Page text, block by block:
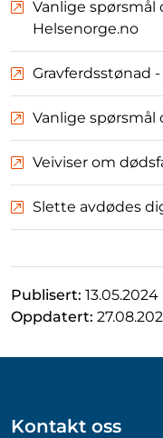
Vanlige
Helsenorge.no
Gravferdsstønad -
Vanlige spørsmål
Veiviser om
Slette avdødes
Publisert: 13.05.2024
Oppdatert:
Kontakt oss